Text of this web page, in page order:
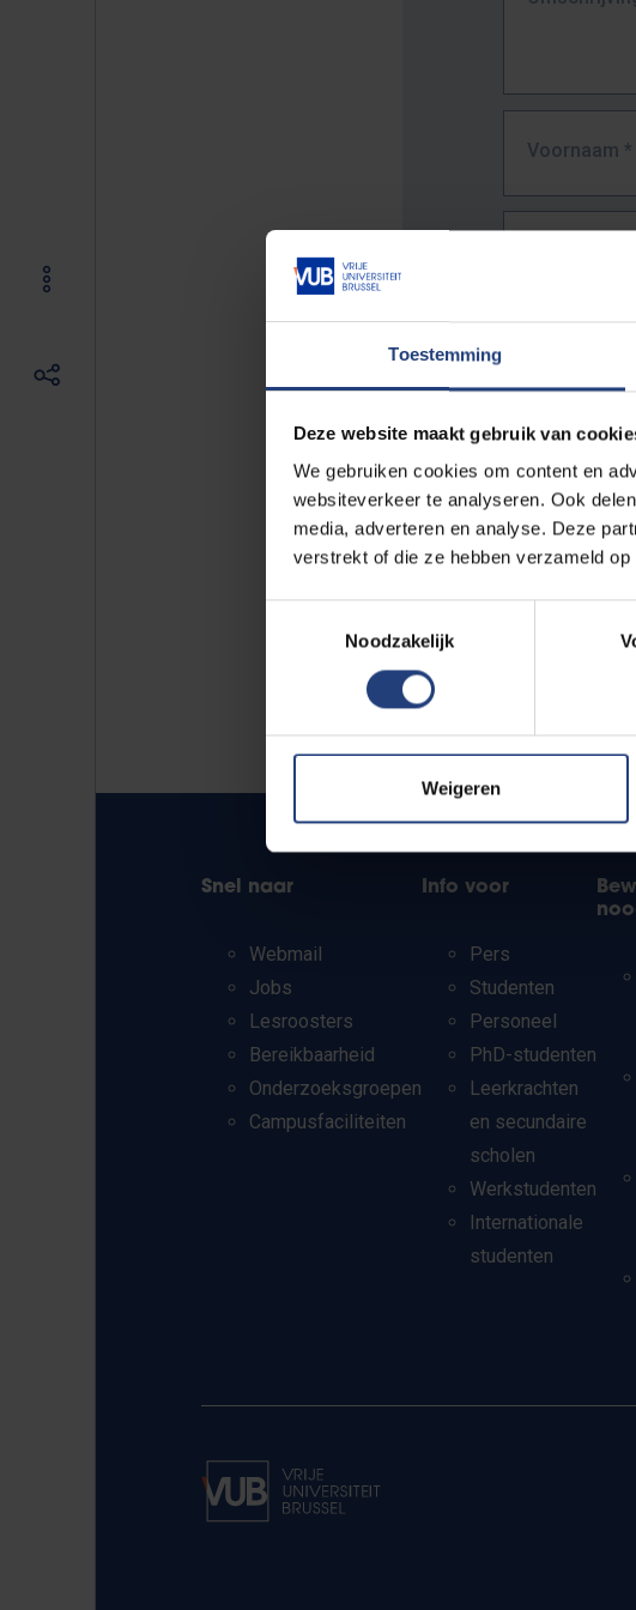
Toestemming
Deze website maakt gebruik van
We gebruiken cookies om content en
websiteverkeer te analyseren. Ook
media, adverteren en analyse. Deze
verstrekt of die ze hebben verzameld
Noodzakelijk
Weigeren
Voornaam *
URL*
De volledige URL
Bv. https://
Snel naar
Webmail
Jobs
Lesroosters
Bereikbaarheid
Onderzoeksgroepen
Campusfaciliteiten
Info voor
Pers
Studenten
Personeel
PhD-studenten
Leerkrachten
en secundaire
scholen
Werkstudenten
Internationale
studenten